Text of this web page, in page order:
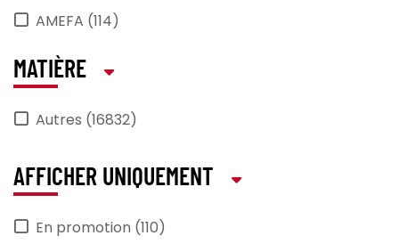
AMEFA (114)
ANIMO (22)
ANTIKAL (1)
APS (430)
araven (2)
Arcoroc (464)
ARCOS (32)
MATIÈRE
Autres (16832)
AFFICHER UNIQUEMENT
En promotion (110)